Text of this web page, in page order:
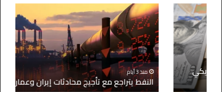
منذ 3 أيام
النفط يتراجع مع تأجيج محادثات إيران وعمان